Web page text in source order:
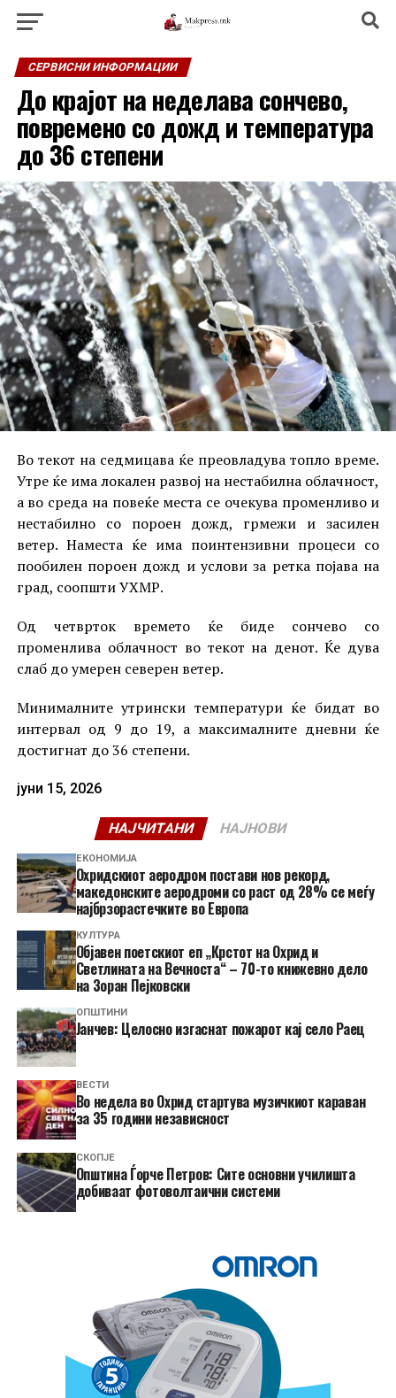
СЕРВИСНИ ИНФОРМАЦИИ
До крајот на неделава сончево,
повремено со дожд и температура
до 36 степени
Во текот на седмицава ќе преовладува топло време.
Утре ќе има локален развој на нестабилна облачност,
а во среда на повеќе места се очекува променливо и
нестабилно со пороен дожд, грмежи и засилен
ветер. Наместа ќе има поинтензивни процеси со
пообилен пороен дожд и услови за ретка појава на
град, соопшти УХМР.
Од четврток времето ќе биде сончево со
променлива облачност во текот на денот. Ќе дува
слаб до умерен северен ветер.
Минималните утрински температури ќе бидат во
интервал од 9 до 19, а максималните дневни ќе
достигнат до 36 степени.
јуни 15, 2026
НАЈЧИТАНИ НАЈНОВИ
ЕКОНОМИЈА
Охридскиот аеродром постави нов рекорд,
македонските аеродроми со раст од 28% се меѓу
најбрзорастечките во Европа
КУЛТУРА
Објавен поетскиот еп „Крстот на Охрид и
Светлината на Вечноста“ – 70-то книжевно дело
на Зоран Пејковски
ОПШТИНИ
Јанчев: Целосно изгаснат пожарот кај село Раец
ВЕСТИ
Во недела во Охрид стартува музичкиот караван
за 35 години независност
СКОПЈЕ
Општина Ѓорче Петров: Сите основни училишта
добиваат фотоволтаични системи